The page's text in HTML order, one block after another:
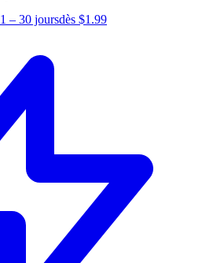
1 – 30 joursdès $1.99